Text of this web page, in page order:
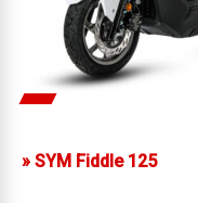
» SYM Fiddle 125